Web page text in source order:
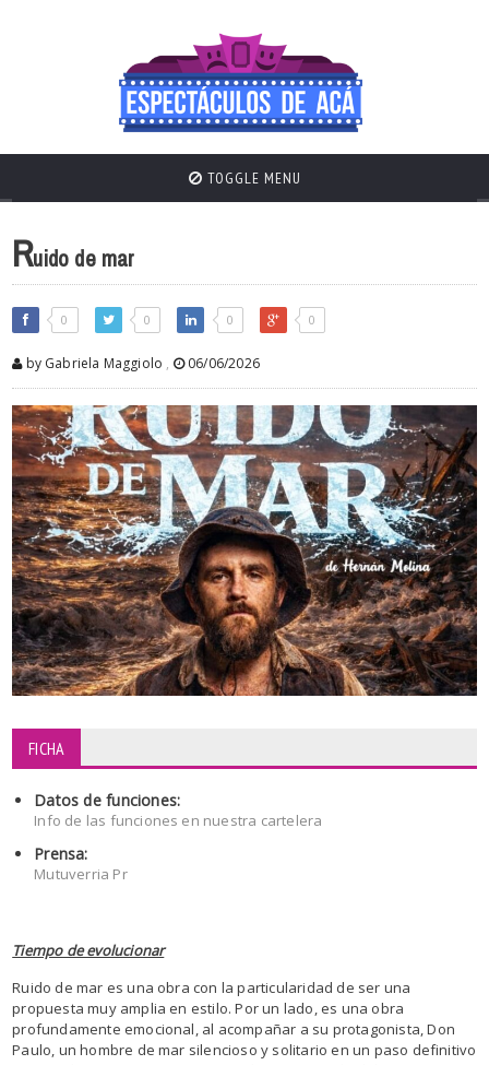
TOGGLE MENU
Ruido de mar
0 0 0 0
by Gabriela Maggiolo , 06/06/2026
FICHA
Datos de funciones:
Info de las funciones en nuestra cartelera
Prensa:
Mutuverria Pr
Tiempo de evolucionar
Ruido de mar es una obra con la particularidad de ser una
propuesta muy amplia en estilo. Por un lado, es una obra
profundamente emocional, al acompañar a su protagonista, Don
Paulo, un hombre de mar silencioso y solitario en un paso definitivo